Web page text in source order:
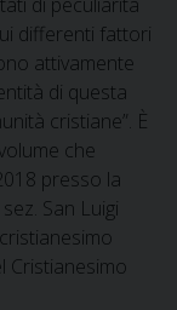
differenti fattori
attivamente
di questa
cristiane”. È
che
presso la
San Luigi
Cristianesimo